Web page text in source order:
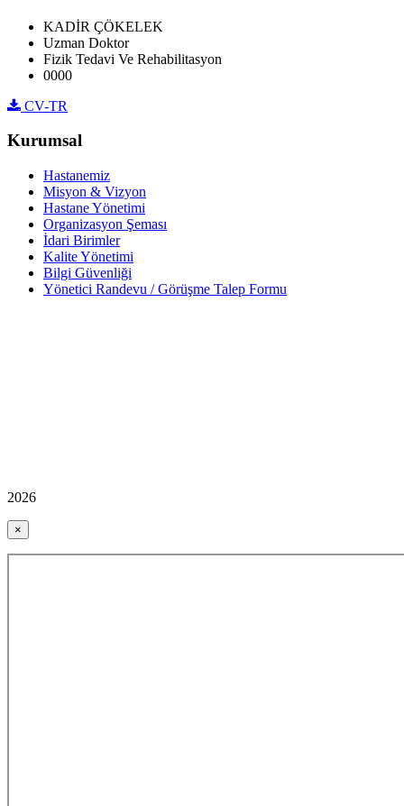
KADİR ÇÖKELEK
Uzman Doktor
Fizik Tedavi Ve Rehabilitasyon
0000
CV-TR
Kurumsal
Hastanemiz
Misyon & Vizyon
Hastane Yönetimi
Organizasyon Şeması
İdari Birimler
Kalite Yönetimi
Bilgi Güvenliği
Yönetici Randevu / Görüşme Talep Formu
2026
×